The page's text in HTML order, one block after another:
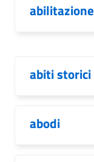
abilitazione
abiti storici
abodi